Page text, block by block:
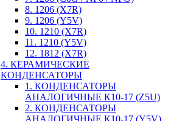
8. 1206 (X7R)
9. 1206 (Y5V)
10. 1210 (X7R)
11. 1210 (Y5V)
12. 1812 (X7R)
4. КЕРАМИЧЕСКИЕ
КОНДЕНСАТОРЫ
1. КОНДЕНСАТОРЫ
АНАЛОГИЧНЫЕ К10-17 (Z5U)
2. КОНДЕНСАТОРЫ
АНАЛОГИЧНЫЕ К10-17 (Y5V)